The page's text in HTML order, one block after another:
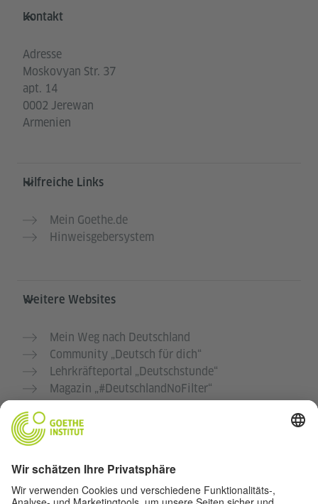
Service- und Informationsbereich
Kontakt
Adresse
Moskovyan Str. 37
apt. 14
0002 Jerewan
Armenien
Hilfreiche Links
Mein Goethe.de
Hinweisgebersystem
Weitere Websites
Mein Weg nach Deutschland
Community „Deutsch für dich“
Lehrkräfteportal „Deutschstunde“
Magazin „#DeutschlandNoFilter“
Institute weltweit
Datenschutz und Barrierefreiheit